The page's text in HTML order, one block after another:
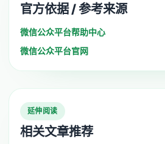
官方依据 / 参考来源
微信公众平台帮助中心
微信公众平台官网
延伸阅读
相关文章推荐